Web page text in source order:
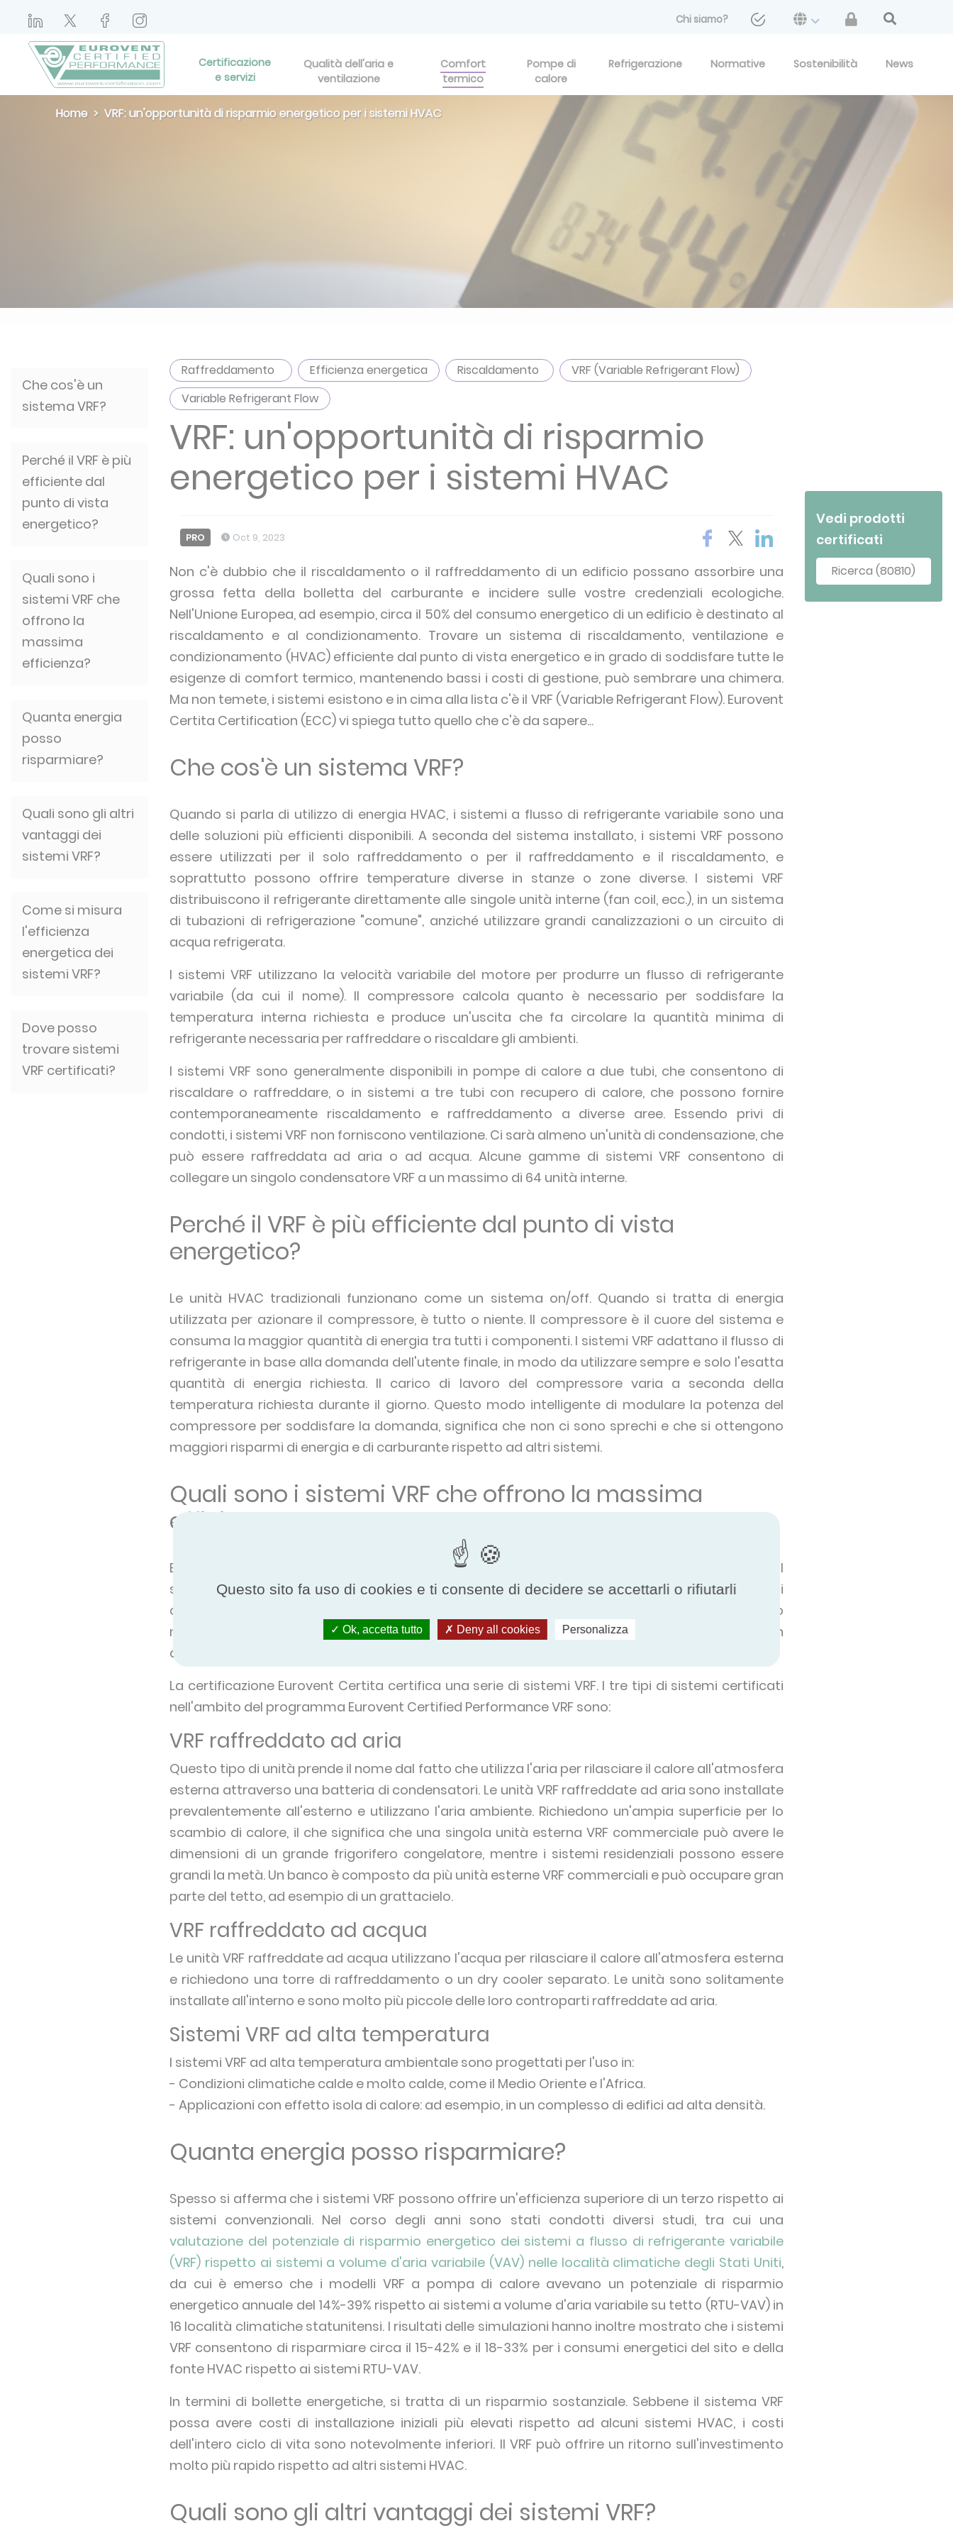
Chi siamo?
Certificazione
e servizi
Qualità dell'aria e
ventilazione
Comfort
termico
Pompe di
calore
Refrigerazione Normative Sostenibilità News
Home VRF: un'opportunità di risparmio energetico per i sistemi HVAC
Che cos'è un
sistema VRF?
Perché il VRF è più
efficiente dal
punto di vista
energetico?
Quali sono i
sistemi VRF che
offrono la
massima
efficienza?
Quanta energia
posso
risparmiare?
Quali sono gli altri
vantaggi dei
sistemi VRF?
Come si misura
l'efficienza
energetica dei
sistemi VRF?
Dove posso
trovare sistemi
VRF certificati?
Raffreddamento Efficienza energetica Riscaldamento
VRF (Variable Refrigerant Flow)
Variable Refrigerant Flow
VRF: un'opportunità di risparmio
energetico per i sistemi HVAC
PRO Oct 9, 2023
Non c'è dubbio che il riscaldamento o il raffreddamento di un edificio possano assorbire una
grossa fetta della bolletta del carburante e incidere sulle vostre credenziali ecologiche.
Nell'Unione Europea, ad esempio, circa il 50% del consumo energetico di un edificio è destinato al
riscaldamento e al condizionamento. Trovare un sistema di riscaldamento, ventilazione e
condizionamento (HVAC) efficiente dal punto di vista energetico e in grado di soddisfare tutte le
esigenze di comfort termico, mantenendo bassi i costi di gestione, può sembrare una chimera.
Ma non temete, i sistemi esistono e in cima alla lista c'è il VRF (Variable Refrigerant Flow). Eurovent
Certita Certification (ECC) vi spiega tutto quello che c'è da sapere...
Che cos'è un sistema VRF?
Quando si parla di utilizzo di energia HVAC, i sistemi a flusso di refrigerante variabile sono una
delle soluzioni più efficienti disponibili. A seconda del sistema installato, i sistemi VRF possono
essere utilizzati per il solo raffreddamento o per il raffreddamento e il riscaldamento, e
soprattutto possono offrire temperature diverse in stanze o zone diverse. I sistemi VRF
distribuiscono il refrigerante direttamente alle singole unità interne (fan coil, ecc.), in un sistema
di tubazioni di refrigerazione "comune", anziché utilizzare grandi canalizzazioni o un circuito di
acqua refrigerata.
I sistemi VRF utilizzano la velocità variabile del motore per produrre un flusso di refrigerante
variabile (da cui il nome). Il compressore calcola quanto è necessario per soddisfare la
temperatura interna richiesta e produce un'uscita che fa circolare la quantità minima di
refrigerante necessaria per raffreddare o riscaldare gli ambienti.
I sistemi VRF sono generalmente disponibili in pompe di calore a due tubi, che consentono di
riscaldare o raffreddare, o in sistemi a tre tubi con recupero di calore, che possono fornire
contemporaneamente riscaldamento e raffreddamento a diverse aree. Essendo privi di
condotti, i sistemi VRF non forniscono ventilazione. Ci sarà almeno un'unità di condensazione, che
può essere raffreddata ad aria o ad acqua. Alcune gamme di sistemi VRF consentono di
collegare un singolo condensatore VRF a un massimo di 64 unità interne.
Perché il VRF è più efficiente dal punto di vista
energetico?
Le unità HVAC tradizionali funzionano come un sistema on/off. Quando si tratta di energia
utilizzata per azionare il compressore, è tutto o niente. Il compressore è il cuore del sistema e
consuma la maggior quantità di energia tra tutti i componenti. I sistemi VRF adattano il flusso di
refrigerante in base alla domanda dell'utente finale, in modo da utilizzare sempre e solo l'esatta
quantità di energia richiesta. Il carico di lavoro del compressore varia a seconda della
temperatura richiesta durante il giorno. Questo modo intelligente di modulare la potenza del
compressore per soddisfare la domanda, significa che non ci sono sprechi e che si ottengono
maggiori risparmi di energia e di carburante rispetto ad altri sistemi.
Quali sono i sistemi VRF che offrono la massima
efficienza?
Esistono due tipi principali di sistemi VRF: VRF a pompa di calore o VRF a recupero di calore. I
sistemi a pompa di calore sono molto efficienti di per sé. Tuttavia, i sistemi VRF a recupero di
calore possono riutilizzare il calore residuo. Invece di rilasciare il calore indesiderato
nell'atmosfera, viene inviato ad altre aree dell'edificio che necessitano di riscaldamento. In
questo modo si risparmia ancora più energia e si riducono ulteriormente gli sprechi.
La certificazione Eurovent Certita certifica una serie di sistemi VRF. I tre tipi di sistemi certificati
nell'ambito del programma Eurovent Certified Performance VRF sono:
VRF raffreddato ad aria
Questo tipo di unità prende il nome dal fatto che utilizza l'aria per rilasciare il calore all'atmosfera
esterna attraverso una batteria di condensatori. Le unità VRF raffreddate ad aria sono installate
prevalentemente all'esterno e utilizzano l'aria ambiente. Richiedono un'ampia superficie per lo
scambio di calore, il che significa che una singola unità esterna VRF commerciale può avere le
dimensioni di un grande frigorifero congelatore, mentre i sistemi residenziali possono essere
grandi la metà. Un banco è composto da più unità esterne VRF commerciali e può occupare gran
parte del tetto, ad esempio di un grattacielo.
VRF raffreddato ad acqua
Le unità VRF raffreddate ad acqua utilizzano l'acqua per rilasciare il calore all'atmosfera esterna
e richiedono una torre di raffreddamento o un dry cooler separato. Le unità sono solitamente
installate all'interno e sono molto più piccole delle loro controparti raffreddate ad aria.
Sistemi VRF ad alta temperatura
I sistemi VRF ad alta temperatura ambientale sono progettati per l'uso in:
- Condizioni climatiche calde e molto calde, come il Medio Oriente e l'Africa.
- Applicazioni con effetto isola di calore: ad esempio, in un complesso di edifici ad alta densità.
Quanta energia posso risparmiare?
Spesso si afferma che i sistemi VRF possono offrire un'efficienza superiore di un terzo rispetto ai
sistemi convenzionali. Nel corso degli anni sono stati condotti diversi studi, tra cui una
valutazione del potenziale di risparmio energetico dei sistemi a flusso di refrigerante variabile
(VRF) rispetto ai sistemi a volume d'aria variabile (VAV) nelle località climatiche degli Stati Uniti,
da cui è emerso che i modelli VRF a pompa di calore avevano un potenziale di risparmio
energetico annuale del 14%-39% rispetto ai sistemi a volume d'aria variabile su tetto (RTU-VAV) in
16 località climatiche statunitensi. I risultati delle simulazioni hanno inoltre mostrato che i sistemi
VRF consentono di risparmiare circa il 15-42% e il 18-33% per i consumi energetici del sito e della
fonte HVAC rispetto ai sistemi RTU-VAV.
In termini di bollette energetiche, si tratta di un risparmio sostanziale. Sebbene il sistema VRF
possa avere costi di installazione iniziali più elevati rispetto ad alcuni sistemi HVAC, i costi
dell'intero ciclo di vita sono notevolmente inferiori. Il VRF può offrire un ritorno sull'investimento
molto più rapido rispetto ad altri sistemi HVAC.
Quali sono gli altri vantaggi dei sistemi VRF?
Vedi prodotti
certificati
Ricerca (80810)
Questo sito fa uso di cookies e ti consente di decidere se accettarli o rifiutarli
Ok, accetta tutto Deny all cookies Personalizza